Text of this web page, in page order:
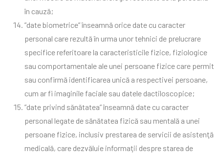
în cauză;
”date biometrice” înseamnă orice date cu caracter
personal care rezultă în urma unor tehnici de prelucrare
specifice referitoare la caracteristicile fizice, fiziologice
sau comportamentale ale unei persoane fizice care permit
sau confirmă identificarea unică a respectivei persoane,
cum ar fi imaginile faciale sau datele dactiloscopice;
”date privind sănătatea” înseamnă date cu caracter
personal legate de sănătatea fizică sau mentală a unei
persoane fizice, inclusiv prestarea de servicii de asistenţă
medicală, care dezvăluie informaţii despre starea de